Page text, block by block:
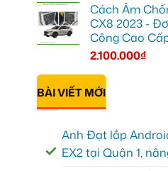
Cách Âm
CX8 2023 -
Công Cao
2.100.000₫
BÀI VIẾT MỚI
Anh Đạt lắp
EX2 tại Quận 1,